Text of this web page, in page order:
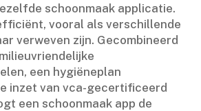
schoonmaak applicatie.​
vooral als verschillende
verweven zijn.​ Gecombineerd
een hygiëneplan
inzet van vca-gecertificeerd
een schoonmaak app de